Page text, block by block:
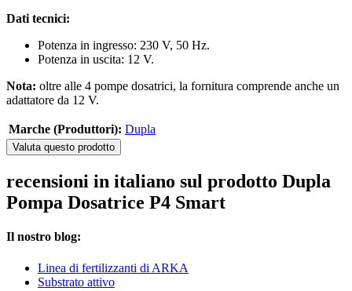
Dati tecnici:
Potenza in ingresso: 230 V, 50 Hz.
Potenza in uscita: 12 V.
Nota: oltre alle 4 pompe dosatrici, la fornitura comprende anche un
adattatore da 12 V.
Marche (Produttori): Dupla
Valuta questo prodotto
recensioni in italiano sul prodotto Dupla
Pompa Dosatrice P4 Smart
Il nostro blog:
Linea di fertilizzanti di ARKA
Substrato attivo